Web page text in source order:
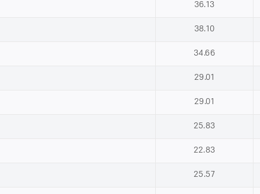
36.13
38.10
34.66
29.01
29.01
25.83
22.83
25.57